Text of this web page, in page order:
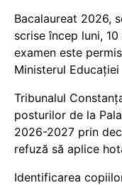
Bacalaureat 2026,
scrise încep luni,
examen este
Ministerul Educației
Tribunalul
posturilor de la
2026-2027 prin
refuză să aplice
Identificarea